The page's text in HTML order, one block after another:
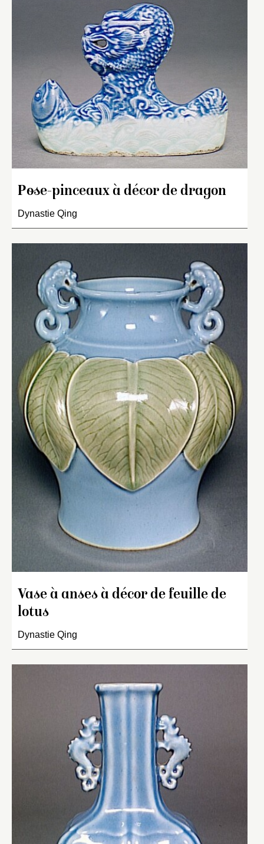
Pose-pinceaux à décor de dragon
Dynastie Qing
Vase à anses à décor de feuille de
lotus
Dynastie Qing